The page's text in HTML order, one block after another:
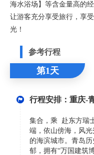
海水浴场】等含金量高的
让游客充分享受旅行，享
光！
参考行程
第1天
行程安排：重庆-
集合，乘 赴东方瑞
端，依山傍海，风
的海滨城市。青岛
郁，拥有“万国建筑